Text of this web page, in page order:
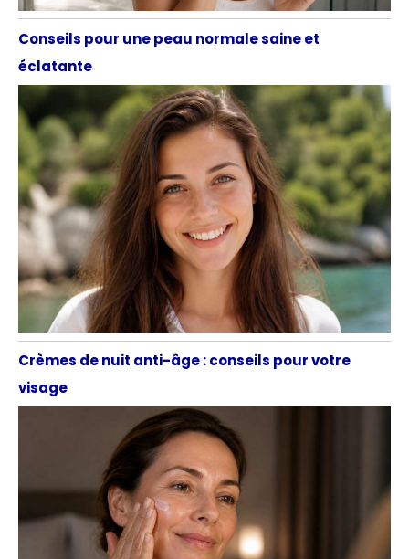
Conseils pour une peau normale saine et
éclatante
Crèmes de nuit anti-âge : conseils pour votre
visage